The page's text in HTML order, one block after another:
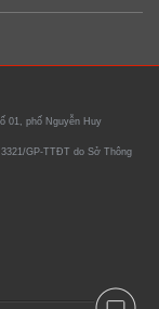
01, phố Nguyễn Huy
GP-TTĐT do Sở Thông